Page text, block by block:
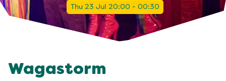
Thu 23 Jul 20:00 - 00:30
Wagastorm